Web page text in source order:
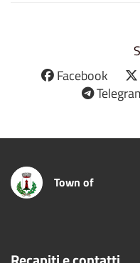
Facebook
Town of